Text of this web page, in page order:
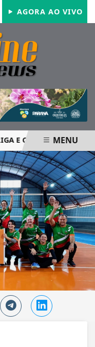
AGORA AO VIVO
CASO GRAVEMENU